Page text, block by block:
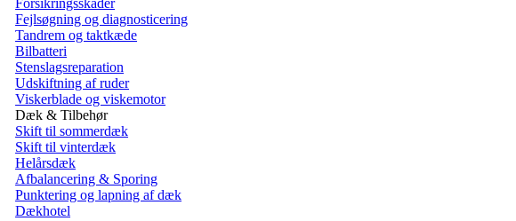
Forsikringsskader
Fejlsøgning og diagnosticering
Tandrem og taktkæde
Bilbatteri
Stenslagsreparation
Udskiftning af ruder
Viskerblade og viskemotor
Dæk & Tilbehør
Skift til sommerdæk
Skift til vinterdæk
Helårsdæk
Afbalancering & Sporing
Punktering og lapning af dæk
Dækhotel